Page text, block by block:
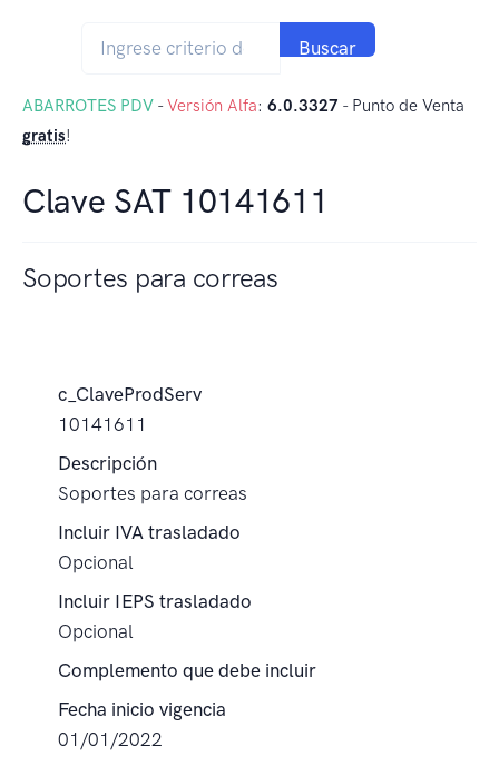
Buscar
ABARROTES PDV -Versión Alfa: 6.0.3327 - Punto de Venta
gratis!
Clave SAT 10141611
Soportes para correas
c_ClaveProdServ
10141611
Descripción
Soportes para correas
Incluir IVA trasladado
Opcional
Incluir IEPS trasladado
Opcional
Complemento que debe incluir
Fecha inicio vigencia
01/01/2022